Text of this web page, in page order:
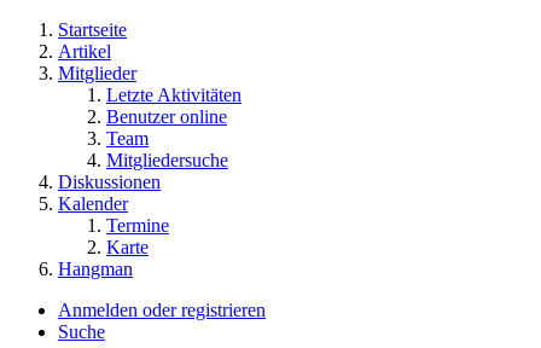
Startseite
Artikel
Mitglieder
Letzte Aktivitäten
Benutzer online
Team
Mitgliedersuche
Diskussionen
Kalender
Termine
Karte
Hangman
Anmelden oder registrieren
Suche